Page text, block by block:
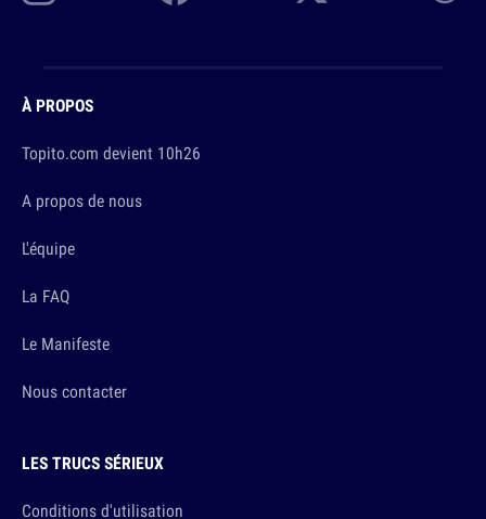
À PROPOS
Topito.com devient 10h26
A propos de nous
L'équipe
La FAQ
Le Manifeste
Nous contacter
LES TRUCS SÉRIEUX
Conditions d'utilisation